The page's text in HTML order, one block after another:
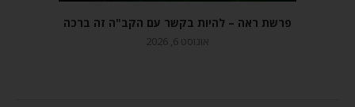
פרשת ראה – להיות בקשר עם הקב"ה זה ברכה
אוגוסט 6, 2026